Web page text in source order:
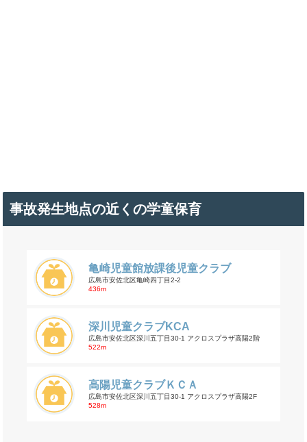
事故発生地点の近くの学童保育
亀崎児童館放課後児童クラブ
広島市安佐北区亀崎四丁目2-2
436m
深川児童クラブKCA
広島市安佐北区深川五丁目30-1 アクロスプラザ高陽2階
522m
高陽児童クラブＫＣＡ
広島市安佐北区深川五丁目30-1 アクロスプラザ高陽2F
528m